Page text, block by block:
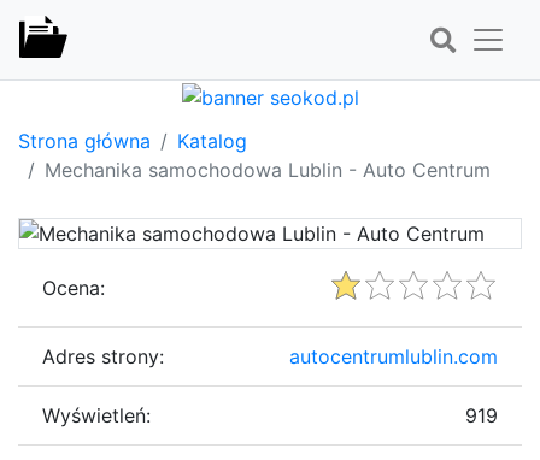
Strona główna
Katalog
Mechanika samochodowa Lublin - Auto Centrum
Ocena:
Adres strony: autocentrumlublin.com
Wyświetleń: 919